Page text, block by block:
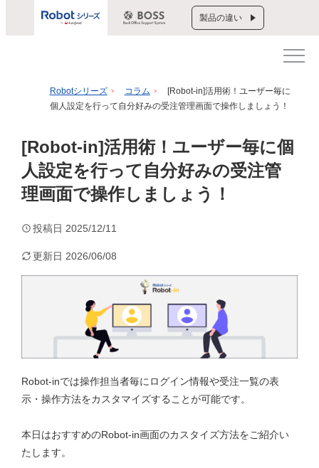
製品の違い
Robotシリーズ コラム
[Robot-in]活用術！ユーザー毎に
個人設定を行って自分好みの受注管理画面で操作しましょう！
[Robot-in]活用術！ユーザー毎に個
人設定を行って自分好みの受注管
理画面で操作しましょう！
投稿日 2025/12/11
更新日 2026/06/08
Robot-inでは操作担当者毎にログイン情報や受注一覧の表
示・操作方法をカスタマイズすることが可能です。
本日はおすすめのRobot-in画面のカスタイズ方法をご紹介い
たします。